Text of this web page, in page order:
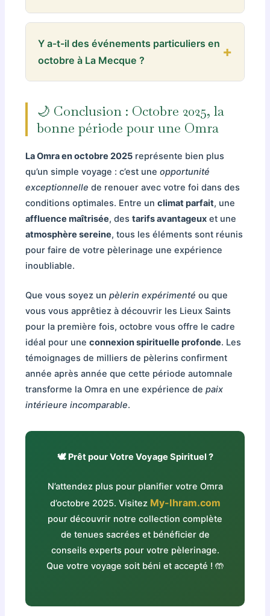
prix, escale à Istanbul),Qatar Airways
octobre, réservez 3-4 mois à l’avance pour
les meilleurs tarifs.
La préparation spirituelle commence
(duas) de la Omra,
étapes des rituels,multipliez les prières
surérogatoires,demandez pardonpour vos
purifiez vos intentions(niyyah). Considérez
octobre comme une opportunité de
Y a-t-il des événements particuliers en
octobre à La Mecque ?
approximativement aux mois de
Awwal et Rabi’ al-Thani 1447H
. Bien qu’il n’y
ait pas d’événements religieux majeurs, c’est
une période de grande bénédiction. Les
autorités saoudiennes organisent souvent
desprogrammes culturels
et des
expositions sur l’histoire islamique
accessibles aux pèlerins.
🌙 Conclusion : Octobre 2025, la
bonne période pour une Omra
La Omra en octobre 2025 représente bien plus
qu’un simple voyage : c’est uneopportunité
exceptionnelle de renouer avec votre foi dans des
conditions optimales. Entre unclimat parfait, une
affluence maîtrisée, destarifs avantageux et une
atmosphère sereine, tous les éléments sont réunis
pour faire de votre pèlerinage une expérience
inoubliable.
Que vous soyez unpèlerin expérimenté ou que
vous vous apprêtiez à découvrir les Lieux Saints
pour la première fois, octobre vous offre le cadre
idéal pour uneconnexion spirituelle profonde. Les
témoignages de milliers de pèlerins confirment
année après année que cette période automnale
transforme la Omra en une expérience depaix
intérieure incomparable.
🕊️ Prêt pour Votre Voyage Spirituel ?
N’attendez plus pour planifier votre Omra
d’octobre 2025. Visitez My-Ihram.com
pour découvrir notre collection complète
de tenues sacrées et bénéficier de
conseils experts pour votre pèlerinage.
Que votre voyage soit béni et accepté ! 🤲